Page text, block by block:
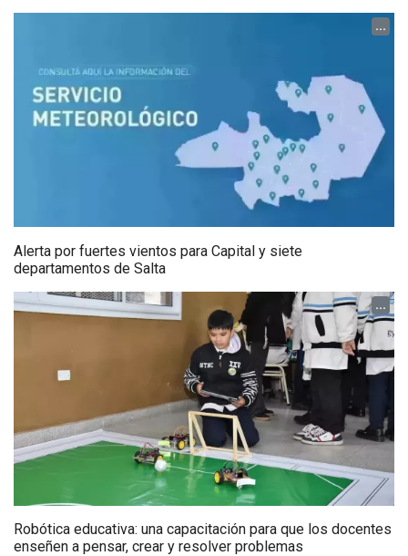
...
Alerta por fuertes vientos para Capital y siete
departamentos de Salta
...
Robótica educativa: una capacitación para que los docentes
enseñen a pensar, crear y resolver problemas